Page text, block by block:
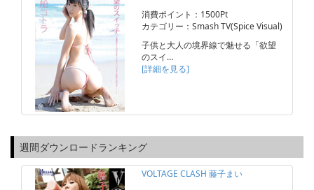
消費ポイント：1500Pt
カテゴリー：Smash TV(Spice Visual)
子供と大人の境界線で魅せる「欲望
のスイ…
[詳細を見る]
週間ダウンロードランキング
VOLTAGE CLASH 藤子まい